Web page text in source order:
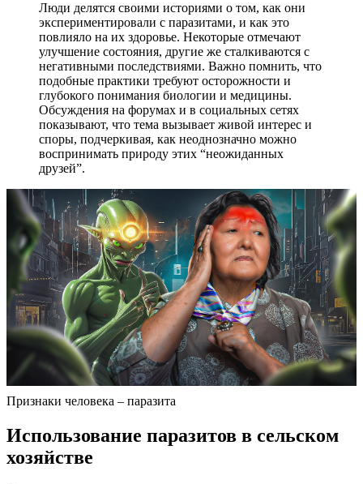
Люди делятся своими историями о том, как они
экспериментировали с паразитами, и как это
повлияло на их здоровье. Некоторые отмечают
улучшение состояния, другие же сталкиваются с
негативными последствиями. Важно помнить, что
подобные практики требуют осторожности и
глубокого понимания биологии и медицины.
Обсуждения на форумах и в социальных сетях
показывают, что тема вызывает живой интерес и
споры, подчеркивая, как неоднозначно можно
воспринимать природу этих “неожиданных
друзей”.
Признаки человека – паразита
Использование паразитов в сельском
хозяйстве